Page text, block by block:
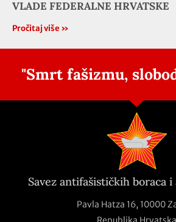
VLADE FEDERALNE HRVATSKE
Pročitaj više »
"Smrt fašizmu,
Savez antifašističkih boraca
Pavla Hatza 16, 10000